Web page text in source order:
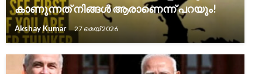
കാണുന്നത് നിങ്ങൾ ആരാണെന്ന് പറയും!
Akshay Kumar 27 മെയ്‌ 2026